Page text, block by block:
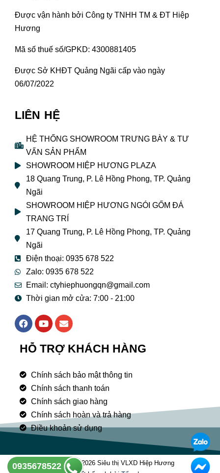
Được vận hành bởi Công ty TNHH TM & ĐT Hiệp
Hương
Mã số thuế số/GPKD: 4300881405
Được Sở KHĐT Quảng Ngãi cấp vào ngày
06/07/2022
LIÊN HỆ
HỆ THỐNG SHOWROOM TRƯNG BÀY & TƯ
VẤN SẢN PHẨM
SHOWROOM HIỆP HƯƠNG PLAZA
18 Quang Trung, P. Lê Hồng Phong, TP. Quảng
Ngãi
SHOWROOM HIỆP HƯƠNG NGÓI GỐM ĐÁ
TRANG TRÍ
17 Quang Trung, P. Lê Hồng Phong, TP. Quảng
Ngãi
Điện thoại: 0935 678 522
Zalo: 0935 678 522
Email: ctyhiephuongqn@gmail.com
Thời gian mở cửa: 7:00 - 21:00
F
a
e
b
o
k
Y
o
t
u
e
E
n
e
p
e
HỖ TRỢ KHÁCH HÀNG
Chính sách bảo mật thông tin
Chính sách thanh toán
Chính sách giao hàng
Chính sách hoàn và trả hàng
Điều khoản sử dụng
Copyright © 2026 Siêu thị VLXD Hiệp Hương
0935678522